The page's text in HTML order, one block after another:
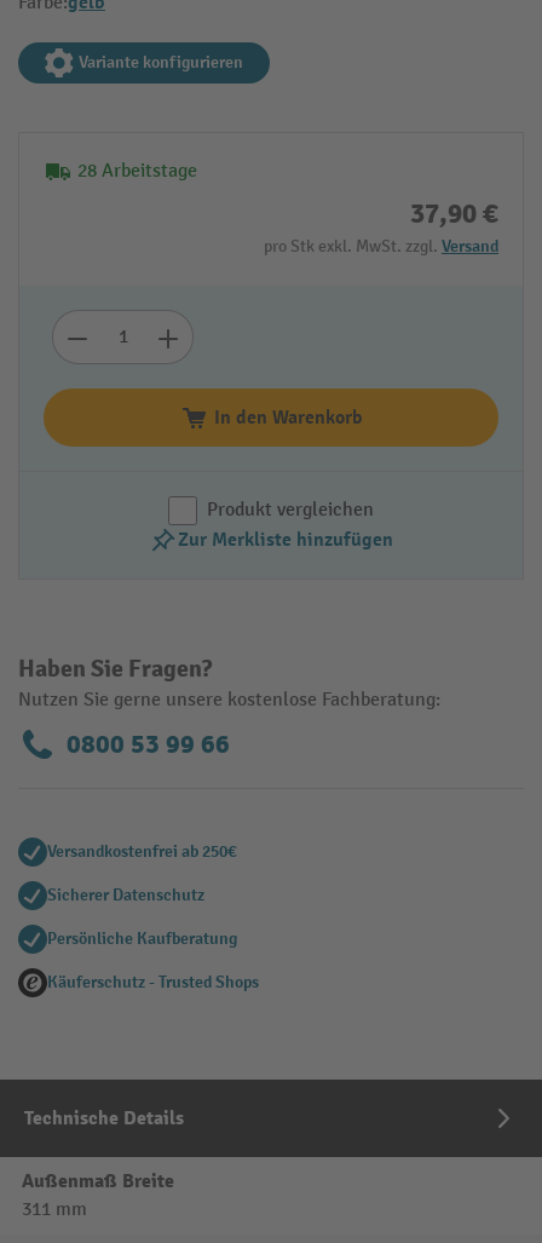
Variante konfigurieren
28 Arbeitstage
37,90 €
pro Stk exkl. MwSt. zzgl. Versand
In den Warenkorb
Produkt vergleichen
Zur Merkliste hinzufügen
Haben Sie Fragen?
Nutzen Sie gerne unsere kostenlose Fachberatung:
0800 53 99 66
Versandkostenfrei ab 250€
Sicherer Datenschutz
Persönliche Kaufberatung
Käuferschutz - Trusted Shops
Technische Details
Außenmaß Breite
311 mm